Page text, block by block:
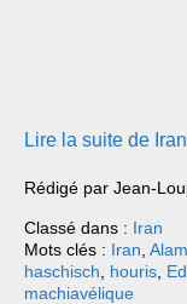
Lire la suite de
Rédigé par Jean-
Classé dans : Iran
Mots clés : Iran
haschisch
houris
machiavélique